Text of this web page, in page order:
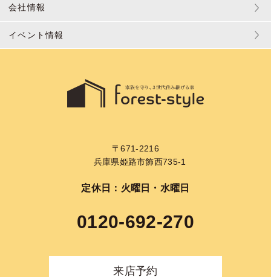
会社情報
イベント情報
〒671-2216
兵庫県姫路市飾西735-1
定休日：火曜日・水曜日
0120-692-270
来店予約